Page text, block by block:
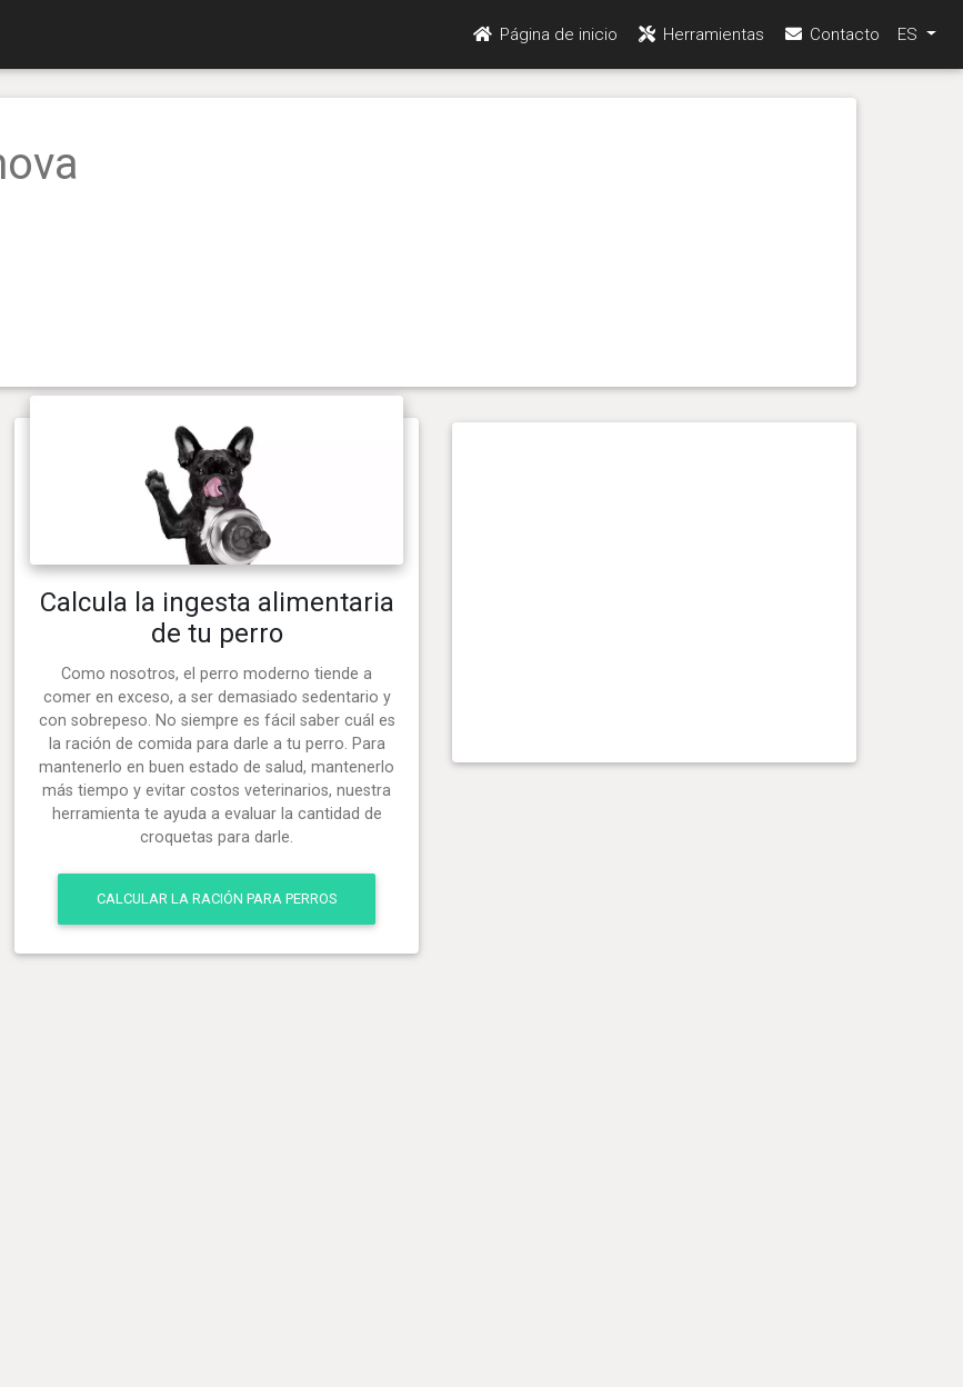
Página de inicio Herramientas Contacto ES
Calcula la ingesta alimentaria
de tu perro
Como nosotros, el perro moderno tiende a
comer en exceso, a ser demasiado sedentario y
con sobrepeso. No siempre es fácil saber cuál es
la ración de comida para darle a tu perro. Para
mantenerlo en buen estado de salud, mantenerlo
más tiempo y evitar costos veterinarios, nuestra
herramienta te ayuda a evaluar la cantidad de
croquetas para darle.
CALCULAR LA RACIÓN PARA PERROS